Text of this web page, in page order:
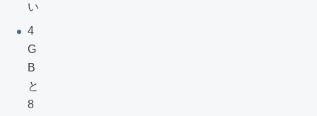
い
4
G
B
と
8